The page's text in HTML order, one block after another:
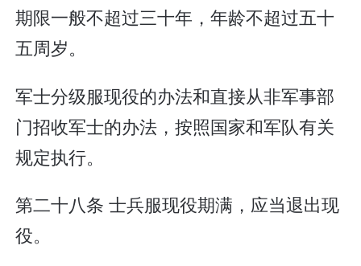
期限一般不超过三十年，年龄不超过五十
五周岁。
军士分级服现役的办法和直接从非军事部
门招收军士的办法，按照国家和军队有关
规定执行。
第二十八条 士兵服现役期满，应当退出现
役。